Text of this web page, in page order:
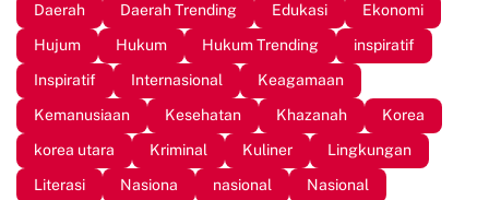
Daerah
Daerah Trending Edukasi
Ekonomi
Hujum
Hukum Hukum Trending
inspiratif
Inspiratif
Internasional
Keagamaan
Kemanusiaan
Kesehatan Khazanah
Korea
korea utara
Kriminal Kuliner
Lingkungan
Literasi
Nasiona nasional
Nasional